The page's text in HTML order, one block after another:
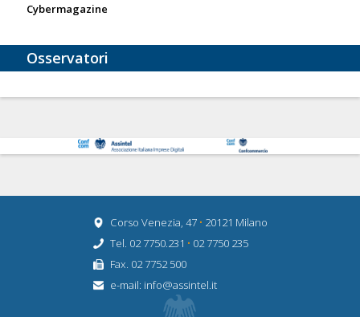
Cybermagazine
Osservatori
Corso Venezia, 47 • 20121 Milano
Tel. 02 7750.231 • 02 7750 235
Fax. 02 7752 500
e-mail: info@assintel.it